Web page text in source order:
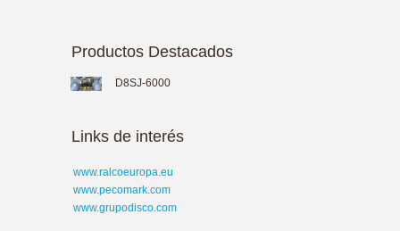
Productos Destacados
D8SJ-6000
Links de interés
www.ralcoeuropa.eu
www.pecomark.com
www.grupodisco.com